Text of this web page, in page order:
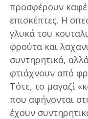
προσφέρουν καφέ
επισκέπτες. Η
γλυκά του
φρούτα και
συντηρητικά,
φτιάχνουν από
Τότε, το μαγαζί
που αφήνονται
έχουν